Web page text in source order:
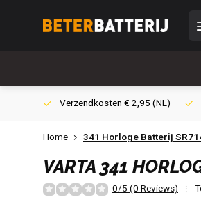
Verzendkosten € 2,95 (NL)
Home 341 Horloge Batterij
VARTA 341
0/5 (0 Reviews)